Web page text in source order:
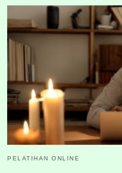
PELATIHAN ONLINE